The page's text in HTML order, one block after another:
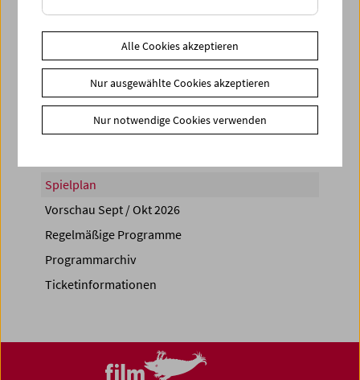
Spielplan
Vorschau Sept / Okt 2026
Regelmäßige Programme
Programmarchiv
Ticketinformationen
Alle Cookies akzeptieren
Nur ausgewählte Cookies akzeptieren
Nur notwendige Cookies verwenden